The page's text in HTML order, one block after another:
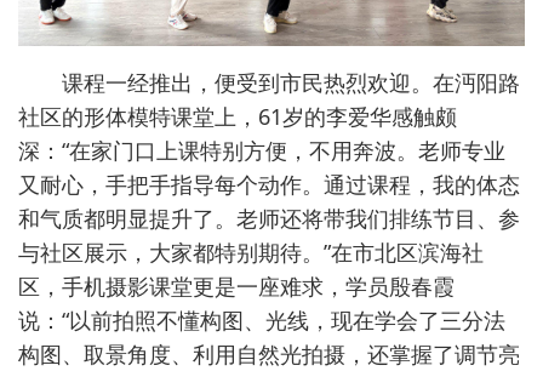
课程一经推出，便受到市民热烈欢迎。在沔阳路
社区的形体模特课堂上，61岁的李爱华感触颇
深：“在家门口上课特别方便，不用奔波。老师专业
又耐心，手把手指导每个动作。通过课程，我的体态
和气质都明显提升了。老师还将带我们排练节目、参
与社区展示，大家都特别期待。”在市北区滨海社
区，手机摄影课堂更是一座难求，学员殷春霞
说：“以前拍照不懂构图、光线，现在学会了三分法
构图、取景角度、利用自然光拍摄，还掌握了调节亮